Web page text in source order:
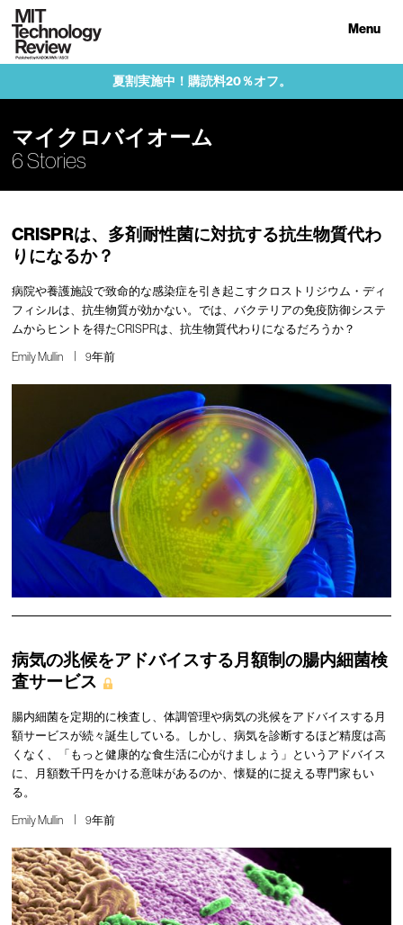
Menu
夏割実施中！購読料20％オフ。
マイクロバイオーム
6 Stories
CRISPRは、多剤耐性菌に対抗する抗生物質代わ
りになるか？
病院や養護施設で致命的な感染症を引き起こすクロストリジウム・ディ
フィシルは、抗生物質が効かない。では、バクテリアの免疫防御システ
ムからヒントを得たCRISPRは、抗生物質代わりになるだろうか？
Emily Mullin 9年前
病気の兆候をアドバイスする月額制の腸内細菌検
査サービス
腸内細菌を定期的に検査し、体調管理や病気の兆候をアドバイスする月
額サービスが続々誕生している。しかし、病気を診断するほど精度は高
くなく、「もっと健康的な食生活に心がけましょう」というアドバイス
に、月額数千円をかける意味があるのか、懐疑的に捉える専門家もい
る。
Emily Mullin 9年前